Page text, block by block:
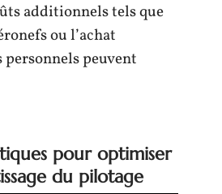
additionnels tels que
ou l’achat
personnels peuvent
pour optimiser
du pilotage